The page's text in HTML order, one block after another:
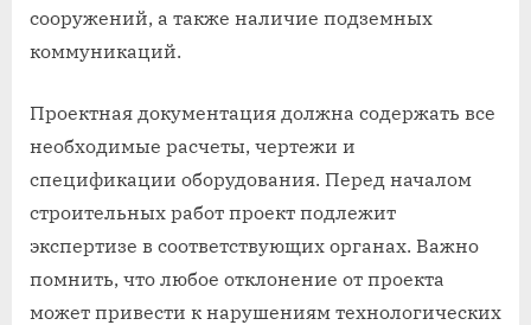
сооружений, а также наличие подземных
коммуникаций.
Проектная документация должна содержать все
необходимые расчеты, чертежи и
спецификации оборудования. Перед началом
строительных работ проект подлежит
экспертизе в соответствующих органах. Важно
помнить, что любое отклонение от проекта
может привести к нарушениям технологических